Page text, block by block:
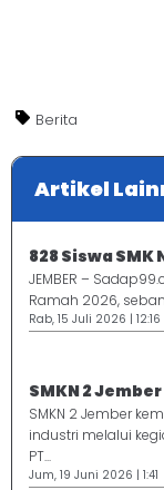
Berita
Artikel
828 Siswa SMK
JEMBER –
Ramah 2026,
Rab, 15 Juli 2026 | 12:16
SMKN 2
SMKN 2 Jember
industri melalui
PT...
Jum, 19 Juni 2026 | 1:41